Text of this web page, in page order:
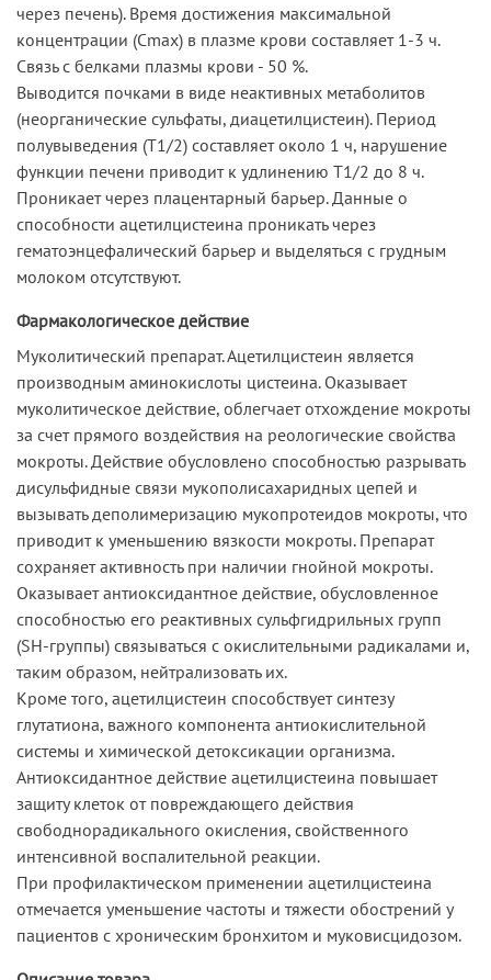
через печень). Время достижения максимальной
концентрации (Сmах) в плазме крови составляет 1-3 ч.
Связь с белками плазмы крови - 50 %.
Выводится почками в виде неактивных метаболитов
(неорганические сульфаты, диацетилцистеин). Период
полувыведения (T1/2) составляет около 1 ч, нарушение
функции печени приводит к удлинению Т1/2 до 8 ч.
Проникает через плацентарный барьер. Данные о
способности ацетилцистеина проникать через
гематоэнцефалический барьер и выделяться с грудным
молоком отсутствуют.
Фармакологическое действие
Муколитический препарат. Ацетилцистеин является
производным аминокислоты цистеина. Оказывает
муколитическое действие, облегчает отхождение мокроты
за счет прямого воздействия на реологические свойства
мокроты. Действие обусловлено способностью разрывать
дисульфидные связи мукополисахаридных цепей и
вызывать деполимеризацию мукопротеидов мокроты, что
приводит к уменьшению вязкости мокроты. Препарат
сохраняет активность при наличии гнойной мокроты.
Оказывает антиоксидантное действие, обусловленное
способностью его реактивных сульфгидрильных групп
(SH-группы) связываться с окислительными радикалами и,
таким образом, нейтрализовать их.
Кроме того, ацетилцистеин способствует синтезу
глутатиона, важного компонента антиокислительной
системы и химической детоксикации организма.
Антиоксидантное действие ацетилцистеина повышает
защиту клеток от повреждающего действия
свободнорадикального окисления, свойственного
интенсивной воспалительной реакции.
При профилактическом применении ацетилцистеина
отмечается уменьшение частоты и тяжести обострений у
пациентов с хроническим бронхитом и муковисцидозом.